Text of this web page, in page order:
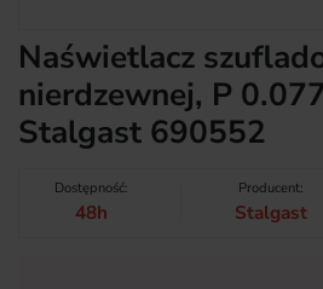
Naświetlacz
nierdzewnej, P
Stalgast 690552
Dostępność:
48h
Producent:
Stalgast